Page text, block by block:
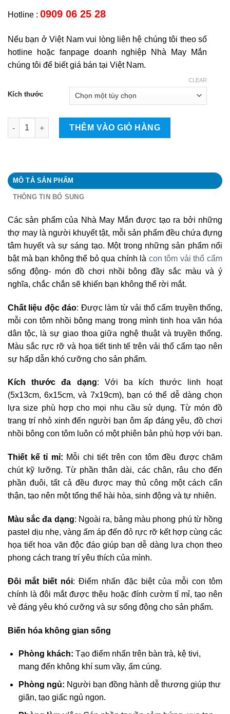
Hotline : 0909 06 25 28
Nếu bạn ở Việt Nam vui lòng liên hệ chúng tôi theo số
hotline hoặc fanpage doanh nghiệp Nhà May Mắn
chúng tôi để biết giá bán tại Việt Nam.
Kích thước
CLEAR
Con tôm quantity
THÊM VÀO GIỎ HÀNG
MÔ TẢ SẢN PHẨM
THÔNG TIN BỔ SUNG
Các sản phẩm của Nhà May Mắn được tạo ra bởi những
thợ may là người khuyết tật, mỗi sản phẩm đều chứa đựng
tâm huyết và sự sáng tạo. Một trong những sản phẩm nổi
bật mà bạn không thể bỏ qua chính là con tôm vải thổ cẩm
sống động- món đồ chơi nhồi bông đầy sắc màu và ý
nghĩa, chắc chắn sẽ khiến bạn không thể rời mắt.
Chất liệu độc đáo: Được làm từ vải thổ cẩm truyền thống,
mỗi con tôm nhồi bông mang trong mình tinh hoa văn hóa
dân tộc, là sự giao thoa giữa nghệ thuật và truyền thống.
Màu sắc rực rỡ và họa tiết tinh tế trên vải thổ cẩm tạo nên
sự hấp dẫn khó cưỡng cho sản phẩm.
Kích thước đa dạng: Với ba kích thước linh hoạt
(5x13cm, 6x15cm, và 7x19cm), bạn có thể dễ dàng chọn
lựa size phù hợp cho mọi nhu cầu sử dụng. Từ món đồ
trang trí nhỏ xinh đến người bạn ôm ấp đáng yêu, đồ chơi
nhồi bông con tôm luôn có một phiên bản phù hợp với bạn.
Thiết kế tỉ mỉ: Mỗi chi tiết trên con tôm đều được chăm
chút kỹ lưỡng. Từ phần thân dài, các chân, râu cho đến
phần đuôi, tất cả đều được may thủ công một cách cẩn
thận, tạo nên một tổng thể hài hòa, sinh động và tự nhiên.
Màu sắc đa dạng: Ngoài ra, bảng màu phong phú từ hồng
pastel dịu nhẹ, vàng ấm áp đến đỏ rực rỡ kết hợp cùng các
họa tiết hoa văn độc đáo giúp bạn dễ dàng lựa chọn theo
phong cách trang trí yêu thích của mình.
Đôi mắt biết nói: Điểm nhấn đặc biệt của mỗi con tôm
chính là đôi mắt được thêu hoặc đính cườm tỉ mỉ, tạo nên
vẻ đáng yêu khó cưỡng và sự sống động cho sản phẩm.
Biến hóa không gian sống
Phòng khách: Tạo điểm nhấn trên bàn trà, kệ tivi,
mang đến không khí sum vầy, ấm cúng.
Phòng ngủ: Người bạn đồng hành dễ thương giúp thư
giãn, tạo giấc ngủ ngon.